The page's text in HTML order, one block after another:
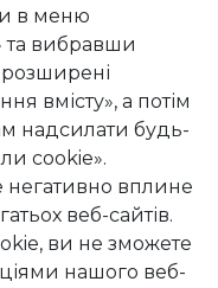
в меню
та вибравши
вмісту», а потім
надсилати будь-
cookie».
негативно вплине
веб-сайтів.
ви не зможете
нашого веб-